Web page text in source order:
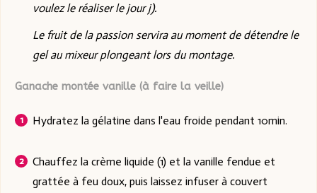
voulez le réaliser le jour j).
Le fruit de la passion servira au moment de détendre le
gel au mixeur plongeant lors du montage.
Ganache montée vanille (à faire la veille)
Hydratez la gélatine dans l'eau froide pendant 10min.
Chauffez la crème liquide (1) et la vanille fendue et
grattée à feu doux, puis laissez infuser à couvert